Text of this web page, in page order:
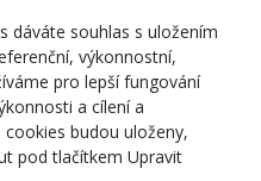
dáváte souhlas s uložením
výkonnostní,
pro lepší fungování
a cílení a
budou uloženy,
pod tlačítkem Upravit